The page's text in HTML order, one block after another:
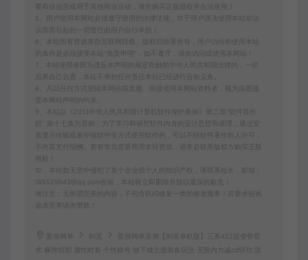
要商业运营或用于其他商业活动，请您购买正版授权并合法使用！
5、用户使用本网站必须遵守使用的法律法规，对于用户违法使用本站非法
6、本站所有资源来自互联网转载，版权归原著所有，用户访问和使用本站
的条件是必须接受本站“免责申明”，如不遵守，请勿访问或使用本网站！
7、本站使用者因为违反本声明的规定而触犯中华人民共和国法律的，一切
后果自己负责，本站不承担任何责任本站已经进行告知义务。
8、凡以任何方式登陆本网站或直接、间接使用本网站资料者，视为自愿接
受本网站声明的约束。
9、本站以《2013中华人民共和国计算机软件保护条例》第二章"软件菩作
权” 第十七条为原则：为了学习和研究软件内含的设计思想和原理，通过安
装显示传输或者存储软件等方式使用软件的，可以不经软件著作权人许可，
不向其支付报酬。若有学员需要商用本站资源，请务必联系版权方购买正版
10、本站如无意中侵犯了某个企业或个人的知识产权，请联系站长，邮箱：
185529643@qq.com告知，本站将立即删除并致以最深的歉意！
请注意：无所谓完美的内容，不包含BUG修复一类的修改服务！若要求较高
追求完美请勿赞助！
爱游网单
爱游网单亲测【剑灵单机版】三系422超变带星
术 麻痹切割 属性时装 个性称号 地下城主题装备玩法 无限内力减cd轻功 源